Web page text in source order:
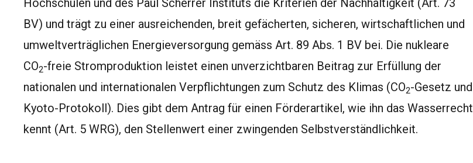
Hochschulen und des Paul Scherrer Instituts die Kriterien der Nachhaltigkeit (Art. 73
BV) und trägt zu einer ausreichenden, breit gefächerten, sicheren, wirtschaftlichen und
umweltverträglichen Energieversorgung gemäss Art. 89 Abs. 1 BV bei. Die nukleare
CO2-freie Stromproduktion leistet einen unverzichtbaren Beitrag zur Erfüllung der
nationalen und internationalen Verpflichtungen zum Schutz des Klimas (CO2-Gesetz und
Kyoto-Protokoll). Dies gibt dem Antrag für einen Förderartikel, wie ihn das Wasserrecht
kennt (Art. 5 WRG), den Stellenwert einer zwingenden Selbstverständlichkeit.